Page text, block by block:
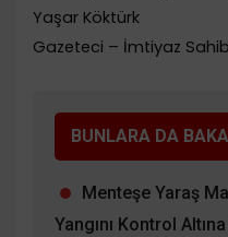
Yaşar Köktürk
Gazeteci – İmtiyaz
BUNLARA DA
Menteşe Yaraş
Yangını Kontrol Altına